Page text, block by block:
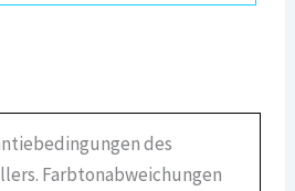
des
Farbtonabweichungen